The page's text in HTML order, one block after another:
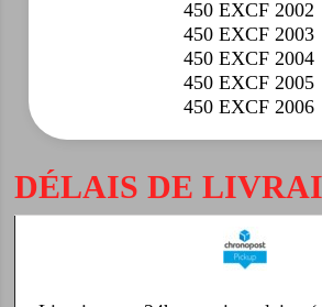
450 EXCF 2002
450 EXCF 2003
450 EXCF 2004
450 EXCF 2005
450 EXCF 2006
DÉLAIS DE